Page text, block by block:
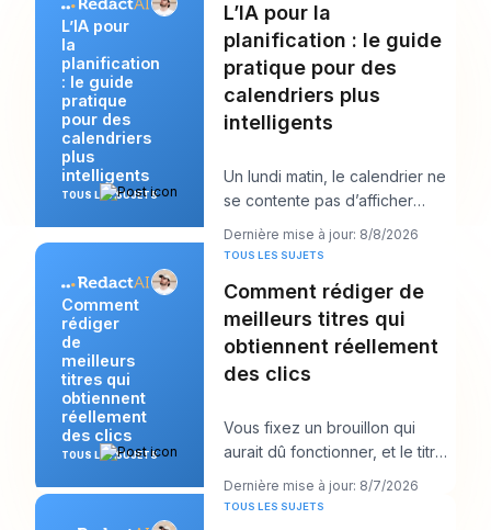
L’IA pour
la
planification
: le guide
pratique
pour des
calendriers
plus
intelligents
TOUS LES SUJETS
L’IA pour la
planification : le guide
pratique pour des
calendriers plus
intelligents
Un lundi matin, le calendrier ne
se contente pas d’afficher
votre journée. Il commence à la
négocier
Dernière mise à jour: 8/8/2026
Comment
rédiger
de
meilleurs
titres qui
obtiennent
réellement
des clics
TOUS LES SUJETS
TOUS LES SUJETS
Comment rédiger de
meilleurs titres qui
obtiennent réellement
des clics
Vous fixez un brouillon qui
aurait dû fonctionner, et le titre
est probablement la première
chose qu
Dernière mise à jour: 8/7/2026
TOUS LES SUJETS